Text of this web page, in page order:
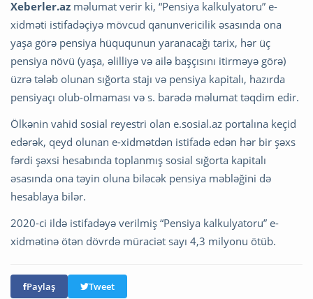
Xeberler.az məlumat verir ki, “Pensiya kalkulyatoru” e-
xidməti istifadəçiyə mövcud qanunvericilik əsasında ona
yaşa görə pensiya hüququnun yaranacağı tarix, hər üç
pensiya növü (yaşa, əlilliyə və ailə başçısını itirməyə görə)
üzrə tələb olunan sığorta stajı və pensiya kapitalı, hazırda
pensiyaçı olub-olmaması və s. barədə məlumat təqdim edir.
Ölkənin vahid sosial reyestri olan e.sosial.az portalına keçid
edərək, qeyd olunan e-xidmətdən istifadə edən hər bir şəxs
fərdi şəxsi hesabında toplanmış sosial sığorta kapitalı
əsasında ona təyin oluna biləcək pensiya məbləğini də
hesablaya bilər.
2020-ci ildə istifadəyə verilmiş “Pensiya kalkulyatoru” e-
xidmətinə ötən dövrdə müraciət sayı 4,3 milyonu ötüb.
Paylaş Tweet